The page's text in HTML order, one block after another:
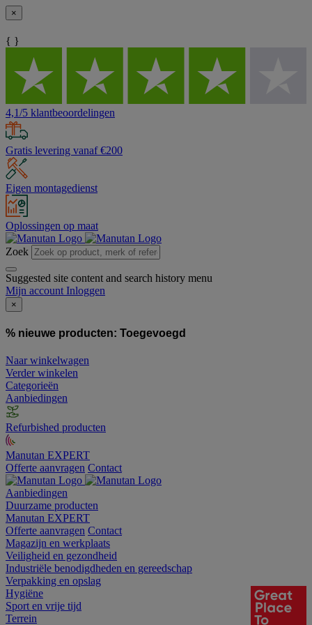
×
{ }
4,1/5 klantbeoordelingen
Gratis levering vanaf €200
Eigen montagedienst
Oplossingen op maat
Zoek
Suggested site content and search history menu
Mijn account Inloggen
×
% nieuwe producten: Toegevoegd
Naar winkelwagen
Verder winkelen
Categorieën
Aanbiedingen
Refurbished producten
Manutan EXPERT
Offerte aanvragen Contact
Aanbiedingen
Duurzame producten
Manutan EXPERT
Offerte aanvragen Contact
Magazijn en werkplaats
Veiligheid en gezondheid
Industriële benodigdheden en gereedschap
Verpakking en opslag
Hygiëne
Sport en vrije tijd
Terrein